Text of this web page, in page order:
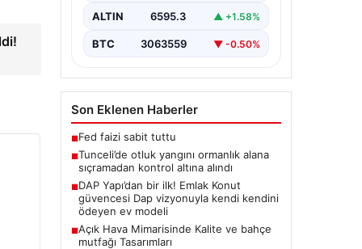
belirlenemeyen bir nedenle…
ALTIN 6595.3 ▲ +1.58%
BTC 3063559 ▼ -0.50%
Son Eklenen Haberler
■Fed faizi sabit tuttu
■Tunceli’de otluk yangını ormanlık alana
sıçramadan kontrol altına alındı
■DAP Yapı’dan bir ilk! Emlak Konut
güvencesi Dap vizyonuyla kendi kendini
ödeyen ev modeli
■Açık Hava Mimarisinde Kalite ve bahçe
mutfağı Tasarımları